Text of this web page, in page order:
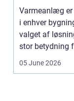
Varmeanlæg er
i enhver
valget af
stor betydning
b&a...
05 June 2026